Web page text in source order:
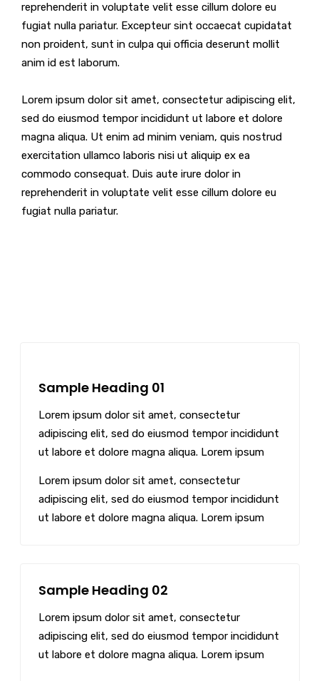
reprehenderit in voluptate velit esse cillum dolore eu
fugiat nulla pariatur. Excepteur sint occaecat cupidatat
non proident, sunt in culpa qui officia deserunt mollit
anim id est laborum.
Lorem ipsum dolor sit amet, consectetur adipiscing elit,
sed do eiusmod tempor incididunt ut labore et dolore
magna aliqua. Ut enim ad minim veniam, quis nostrud
exercitation ullamco laboris nisi ut aliquip ex ea
commodo consequat. Duis aute irure dolor in
reprehenderit in voluptate velit esse cillum dolore eu
fugiat nulla pariatur.
Sample Heading 01
Lorem ipsum dolor sit amet, consectetur
adipiscing elit, sed do eiusmod tempor incididunt
ut labore et dolore magna aliqua. Lorem ipsum
Lorem ipsum dolor sit amet, consectetur
adipiscing elit, sed do eiusmod tempor incididunt
ut labore et dolore magna aliqua. Lorem ipsum
Sample Heading 02
Lorem ipsum dolor sit amet, consectetur
adipiscing elit, sed do eiusmod tempor incididunt
ut labore et dolore magna aliqua. Lorem ipsum